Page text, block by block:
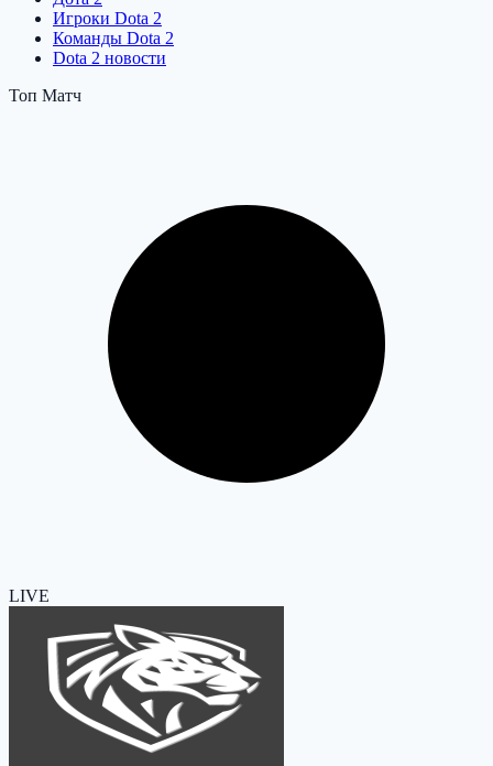
Игроки Dota 2
Команды Dota 2
Dota 2 новости
Топ Матч
LIVE